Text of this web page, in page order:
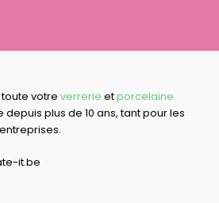
votre verrerie etporcelaine
plus de 10 ans, tant pour les
it.be